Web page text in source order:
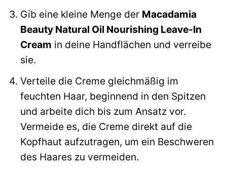
Gib eine kleine Menge der Macadamia
Beauty Natural Oil Nourishing Leave-In
Cream in deine Handflächen und verreibe
sie.
Verteile die Creme gleichmäßig im
feuchten Haar, beginnend in den Spitzen
und arbeite dich bis zum Ansatz vor.
Vermeide es, die Creme direkt auf die
Kopfhaut aufzutragen, um ein Beschweren
des Haares zu vermeiden.